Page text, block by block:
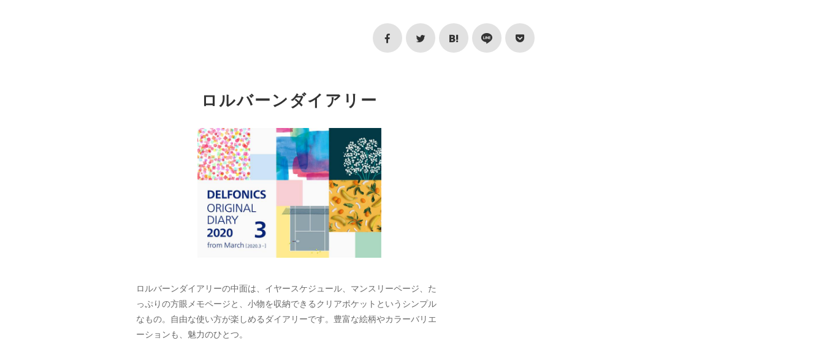
ロルバーンダイアリー
ロルバーンダイアリーの中面は、イヤースケジュール、マンスリーページ、た
っぷりの方眼メモページと、小物を収納できるクリアポケットというシンプル
なもの。自由な使い方が楽しめるダイアリーです。豊富な絵柄やカラーバリエ
ーションも、魅力のひとつ。